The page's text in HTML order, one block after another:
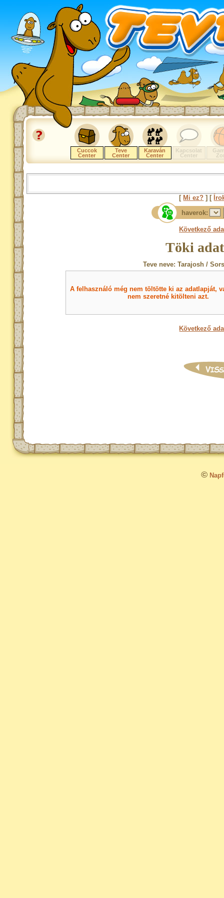
Cuccok
Center
Teve
Center
Karaván
Center
Kapcsolat
Center
[ Mi ez? ] [
haverok:
Következő
Töki
Teve neve: Tarajosh /
A felhasználó még nem töltötte ki az adatlapját,
nem szeretné kitölteni azt.
Következő
©